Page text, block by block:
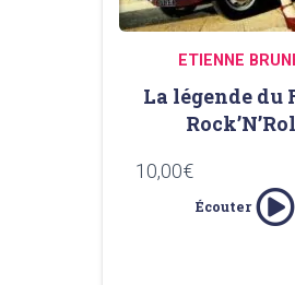
ETIENNE
La légende du
10,00€
Écouter